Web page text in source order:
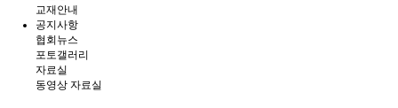
교재안내
공지사항
협회뉴스
포토갤러리
자료실
동영상 자료실